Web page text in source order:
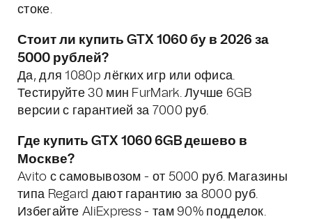
стоке.
Стоит ли купить GTX 1060 бу в 2026 за
5000 рублей?
Да, для 1080p лёгких игр или офиса.
Тестируйте 30 мин FurMark. Лучше 6GB
версии с гарантией за 7000 руб.
Где купить GTX 1060 6GB дешево в
Москве?
Avito с самовывозом - от 5000 руб. Магазины
типа Regard дают гарантию за 8000 руб.
Избегайте AliExpress - там 90% подделок.